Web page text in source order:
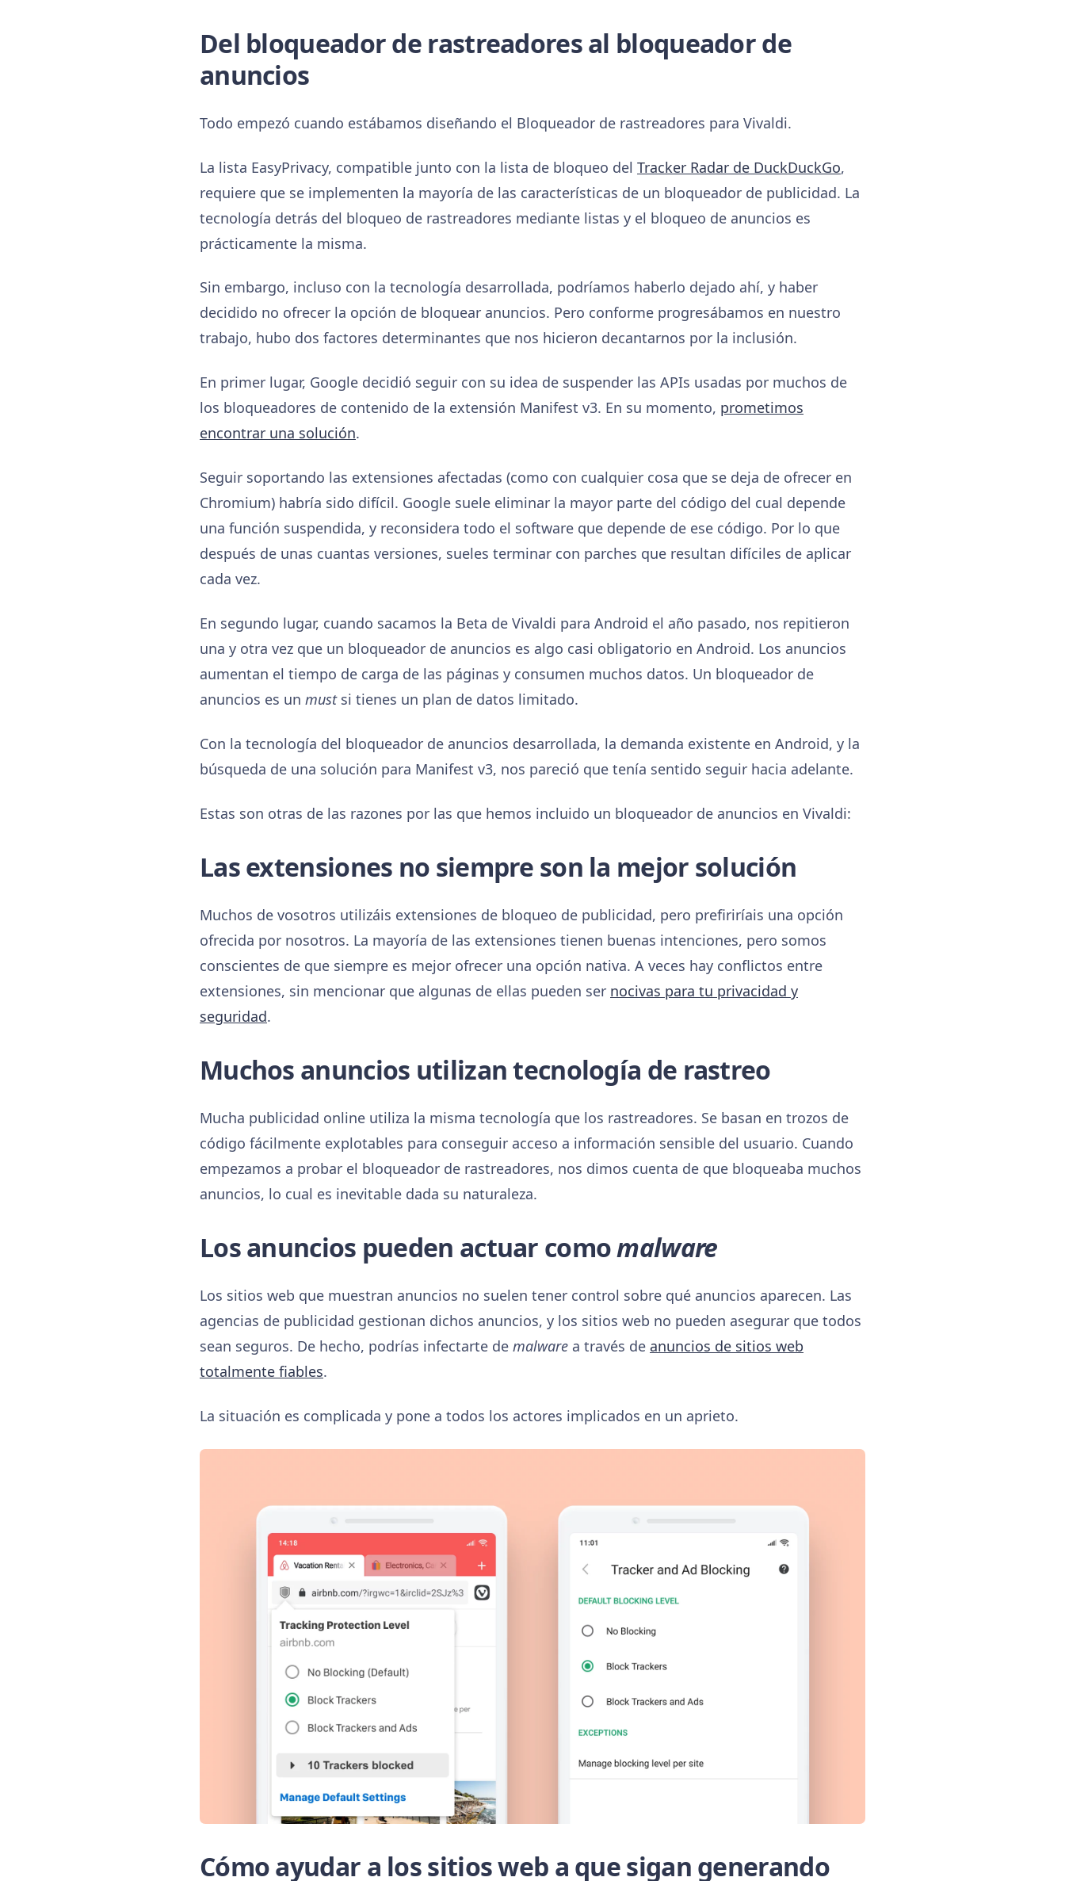
Del bloqueador de rastreadores al bloqueador de
anuncios
Todo empezó cuando estábamos diseñando el Bloqueador de rastreadores para Vivaldi.
La lista EasyPrivacy, compatible junto con la lista de bloqueo del Tracker Radar de DuckDuckGo,
requiere que se implementen la mayoría de las características de un bloqueador de publicidad. La
tecnología detrás del bloqueo de rastreadores mediante listas y el bloqueo de anuncios es
prácticamente la misma.
Sin embargo, incluso con la tecnología desarrollada, podríamos haberlo dejado ahí, y haber
decidido no ofrecer la opción de bloquear anuncios. Pero conforme progresábamos en nuestro
trabajo, hubo dos factores determinantes que nos hicieron decantarnos por la inclusión.
En primer lugar, Google decidió seguir con su idea de suspender las APIs usadas por muchos de
los bloqueadores de contenido de la extensión Manifest v3. En su momento, prometimos
encontrar una solución.
Seguir soportando las extensiones afectadas (como con cualquier cosa que se deja de ofrecer en
Chromium) habría sido difícil. Google suele eliminar la mayor parte del código del cual depende
una función suspendida, y reconsidera todo el software que depende de ese código. Por lo que
después de unas cuantas versiones, sueles terminar con parches que resultan difíciles de aplicar
cada vez.
En segundo lugar, cuando sacamos la Beta de Vivaldi para Android el año pasado, nos repitieron
una y otra vez que un bloqueador de anuncios es algo casi obligatorio en Android. Los anuncios
aumentan el tiempo de carga de las páginas y consumen muchos datos. Un bloqueador de
anuncios es un mustsi tienes un plan de datos limitado.
Con la tecnología del bloqueador de anuncios desarrollada, la demanda existente en Android, y la
búsqueda de una solución para Manifest v3, nos pareció que tenía sentido seguir hacia adelante.
Estas son otras de las razones por las que hemos incluido un bloqueador de anuncios en Vivaldi:
Las extensiones no siempre son la mejor solución
Muchos de vosotros utilizáis extensiones de bloqueo de publicidad, pero prefiriríais una opción
ofrecida por nosotros. La mayoría de las extensiones tienen buenas intenciones, pero somos
conscientes de que siempre es mejor ofrecer una opción nativa. A veces hay conflictos entre
extensiones, sin mencionar que algunas de ellas pueden ser nocivas para tu privacidad y
seguridad.
Muchos anuncios utilizan tecnología de rastreo
Mucha publicidad online utiliza la misma tecnología que los rastreadores. Se basan en trozos de
código fácilmente explotables para conseguir acceso a información sensible del usuario. Cuando
empezamos a probar el bloqueador de rastreadores, nos dimos cuenta de que bloqueaba muchos
anuncios, lo cual es inevitable dada su naturaleza.
Los anuncios pueden actuar comomalware
Los sitios web que muestran anuncios no suelen tener control sobre qué anuncios aparecen. Las
agencias de publicidad gestionan dichos anuncios, y los sitios web no pueden asegurar que todos
sean seguros. De hecho, podrías infectarte de malware a través de anuncios de sitios web
totalmente fiables.
La situación es complicada y pone a todos los actores implicados en un aprieto.
Cómo ayudar a los sitios web a que sigan generando